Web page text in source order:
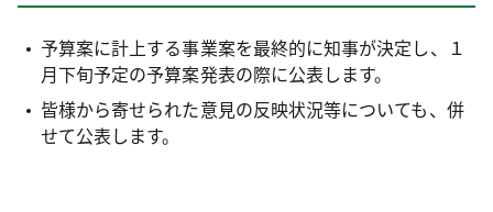
予算案に計上する事業案を最終的に知事が決定し、１
月下旬予定の予算案発表の際に公表します。
皆様から寄せられた意見の反映状況等についても、併
せて公表します。